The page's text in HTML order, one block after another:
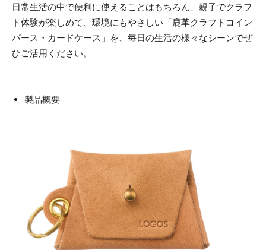
日常生活の中で便利に使えることはもちろん、親子でクラフ
ト体験が楽しめて、環境にもやさしい「鹿革クラフトコイン
パース・カードケース」を、毎日の生活の様々なシーンでぜ
ひご活用ください。
製品概要